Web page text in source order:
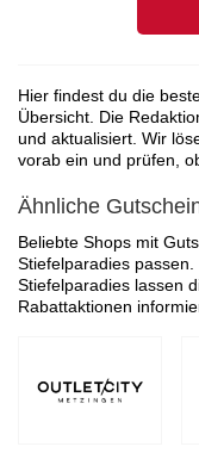
Hier findest du die
Übersicht. Die
und aktualisiert. Wir
vorab ein und prüfen,
Ähnliche
Beliebte Shops mit
Stiefelparadies
Stiefelparadies lassen
Rabattaktionen